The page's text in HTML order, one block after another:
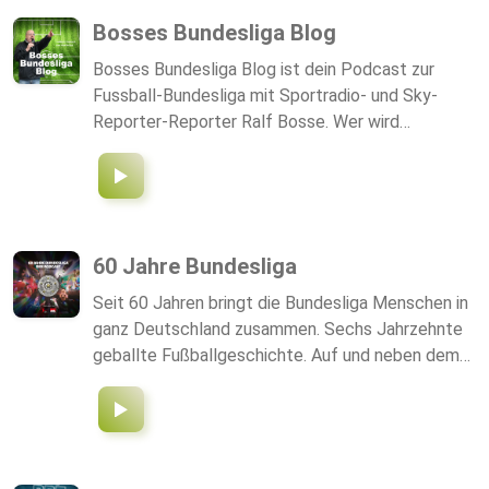
abgeht – bei uns seid ihr genau richtig. Hört rein
und lasst euch von unserer Begeisterung für den
Fußball anstecken!
Bosses Bundesliga Blog
Bosses Bundesliga Blog ist dein Podcast zur
Fussball-Bundesliga mit Sportradio- und Sky-
Reporter-Reporter Ralf Bosse. Wer wird
Deutscher Meister? Bayern München, Borussia
Dortmund oder eine Überraschungsmannschaft?
Ralf spricht mit Trainern, Spielern,....
60 Jahre Bundesliga
Seit 60 Jahren bringt die Bundesliga Menschen in
ganz Deutschland zusammen. Sechs Jahrzehnte
geballte Fußballgeschichte. Auf und neben dem
Platz. Im Stadion und vor den Fernsehgeräten.
Legenden und legendäre Momente. Die
Bundesliga ist dabei immer Drama. Verlorene